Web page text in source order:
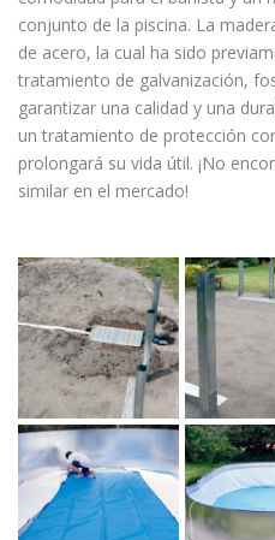
conjunto de la piscina. La
de acero, la cual ha sido
tratamiento de galvanización,
garantizar una calidad y una
un tratamiento de protección
prolongará su vida útil. ¡No
similar en el mercado!